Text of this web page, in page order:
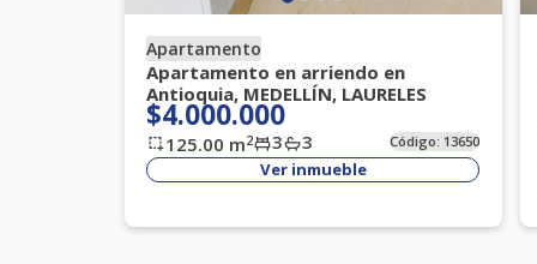
Apartamento
Apartamento en arriendo en
Antioquia, MEDELLÍN, LAURELES
$4.000.000
125.00 m2 3 3 Código: 13650
Ver inmueble